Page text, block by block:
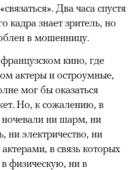
Два часа спустя
кадра знает зритель, но
в мошенницу.
кино, где
актеры и остроумные,
мог бы оказаться
Но, к сожалению, в
ночевали ни шарм, ни
ни электричество, ни
в связь которых
физическую, ни в